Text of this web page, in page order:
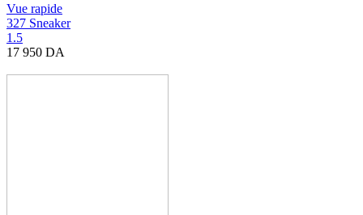
Vue rapide
327 Sneaker
1.5
17 950 DA